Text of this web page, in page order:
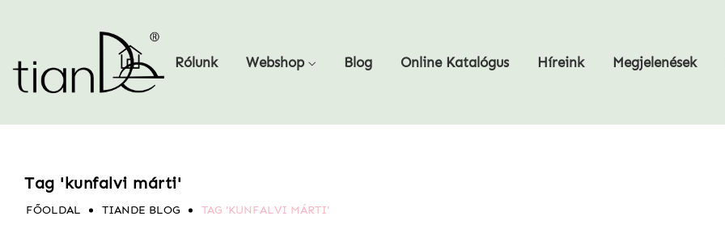
Rólunk Webshop Blog Online Katalógus Híreink Megjelenések
Tag 'kunfalvi márti'
FŐOLDAL TIANDE BLOG TAG 'KUNFALVI MÁRTI'